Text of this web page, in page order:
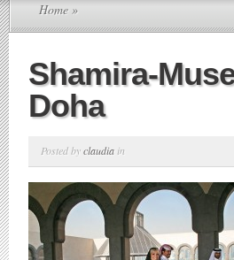
Home »
Shamira-
Doha
Posted byclaudia in